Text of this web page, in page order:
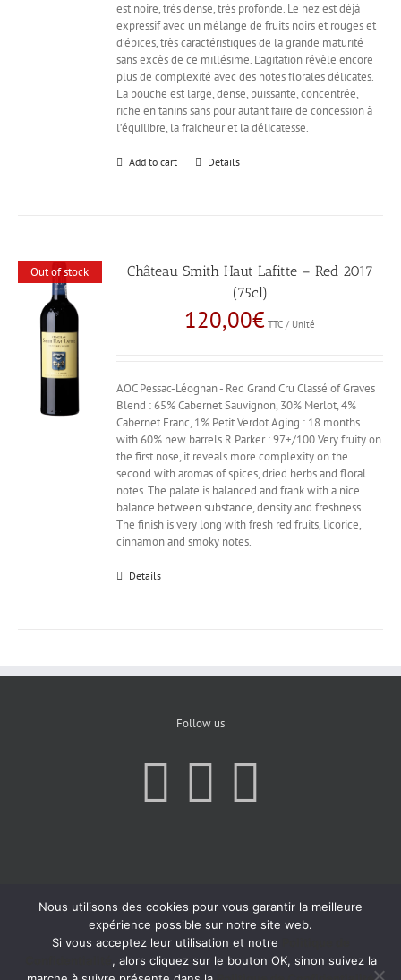
est noire, très dense, très profonde. Le nez est déjà
expressif avec un mélange de fruits noirs et rouges et
d’épices, très caractéristiques de la grande maturité
sans excès de ce millésime. L’agitation révèle encore
plus de complexité avec des notes florales délicates.
La bouche est large, dense, puissante, concentrée,
riche en tanins sans pour autant faire de concession à
l’équilibre, la fraicheur et la délicatesse.
Add to cart Details
Out of stock
Château Smith Haut Lafitte – Red 2017
(75cl)
120,00€ TTC / Unité
AOC Pessac-Léognan - Red Grand Cru Classé of Graves
Blend : 65% Cabernet Sauvignon, 30% Merlot, 4%
Cabernet Franc, 1% Petit Verdot Aging : 18 months
with 60% new barrels R.Parker : 97+/100 Very fruity on
the first nose, it reveals more complexity on the
second with aromas of spices, dried herbs and floral
notes. The palate is balanced and frank with a nice
balance between substance, density and freshness.
The finish is very long with fresh red fruits, licorice,
cinnamon and smoky notes.
Details
Follow us
Nous utilisons des cookies pour vous garantir la meilleure
expérience possible sur notre site web.
Si vous acceptez leur utilisation et notre
, alors cliquez sur le bouton OK, sinon suivez la